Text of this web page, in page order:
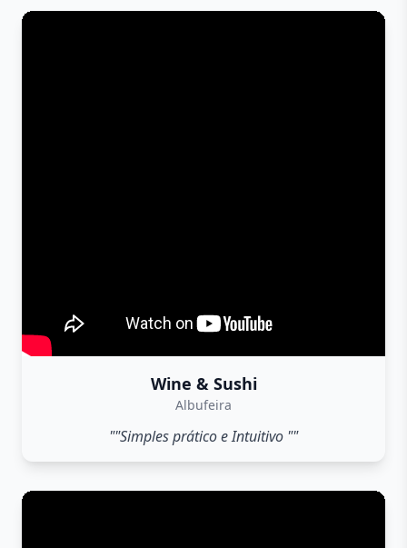
Wine & Sushi
Albufeira
""Simples prático e Intuitivo ""